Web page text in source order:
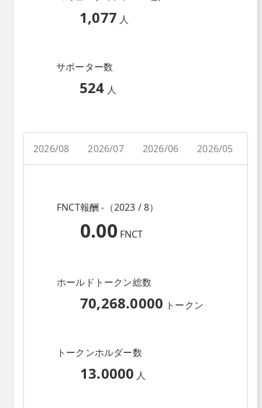
1,077 人
サポーター数
524 人
2026/08 2026/07 2026/06 2026/05
FNCT報酬 -（2023 / 8）
0.00 FNCT
ホールドトークン総数
70,268.0000 トークン
トークンホルダー数
13.0000 人